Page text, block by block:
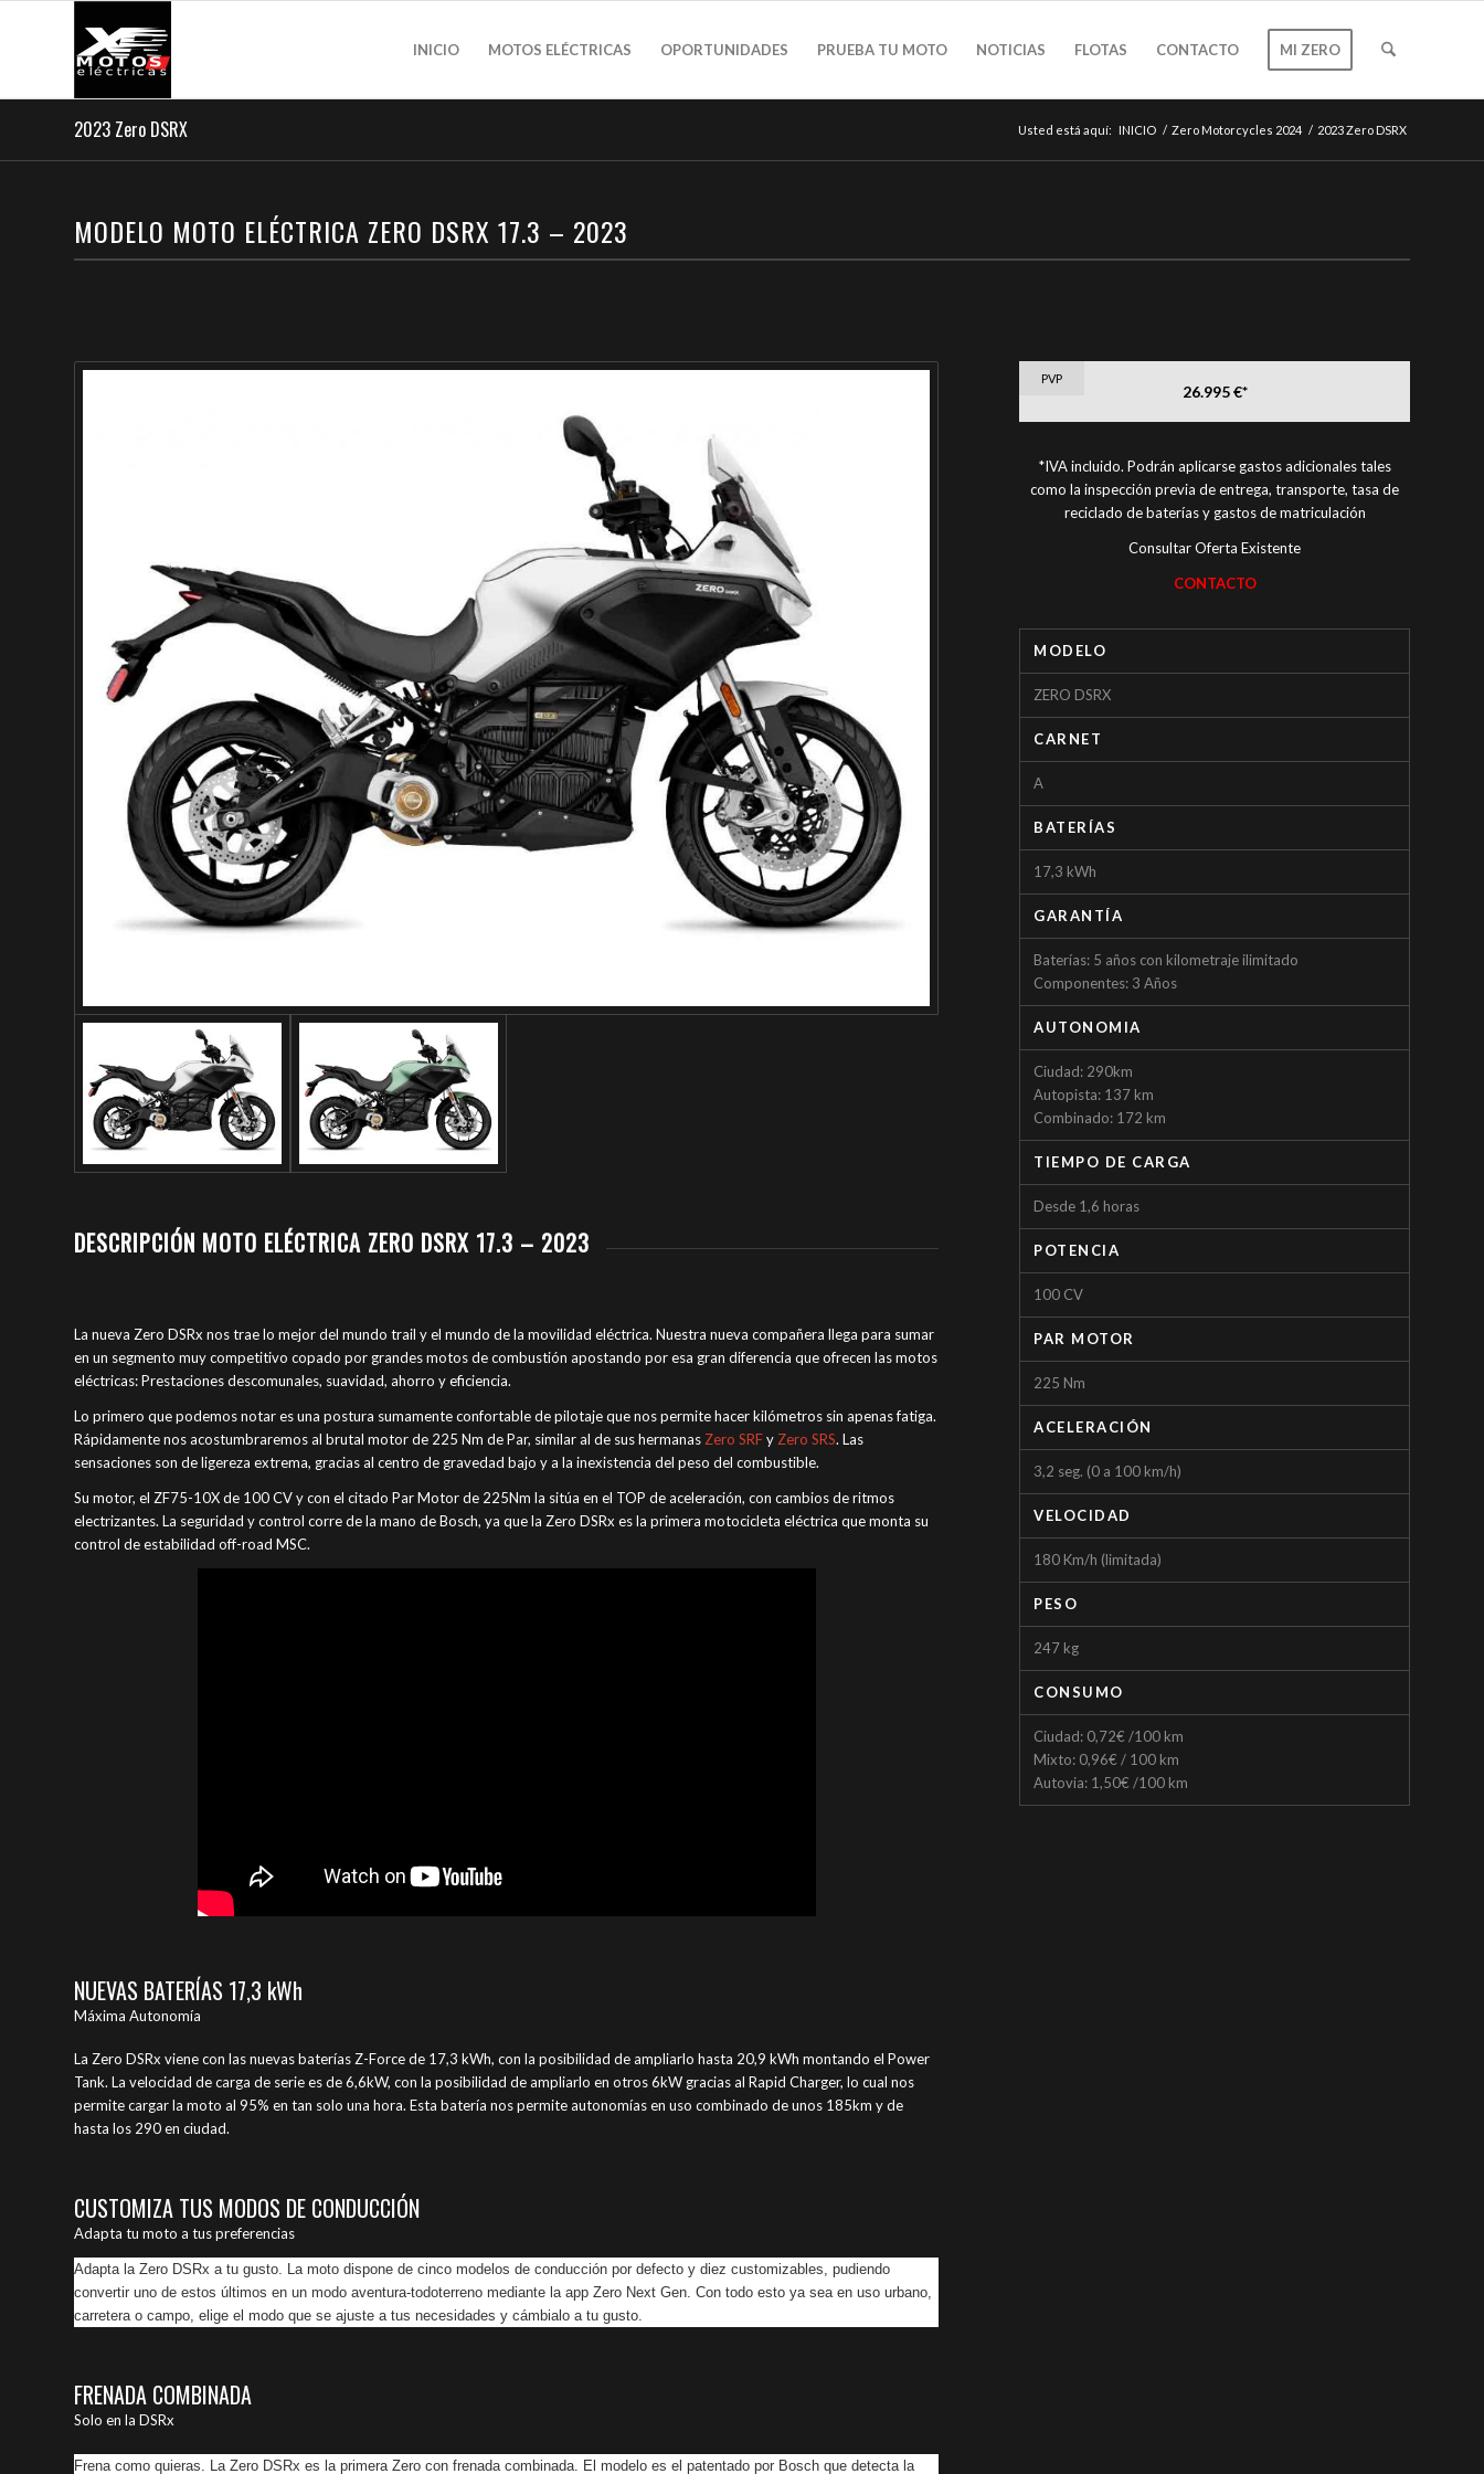
INICIO MOTOS ELÉCTRICAS OPORTUNIDADES PRUEBA TU MOTO NOTICIAS FLOTAS CONTACTO MI ZERO
2023 Zero DSRX Usted está aquí: INICIO / Zero Motorcycles 2024 / 2023 Zero DSRX
MODELO MOTO ELÉCTRICA ZERO DSRX 17.3 – 2023
DESCRIPCIÓN MOTO ELÉCTRICA ZERO DSRX 17.3 – 2023
La nueva Zero DSRx nos trae lo mejor del mundo trail y el mundo de la movilidad eléctrica. Nuestra nueva compañera llega para sumar
en un segmento muy competitivo copado por grandes motos de combustión apostando por esa gran diferencia que ofrecen las motos
eléctricas: Prestaciones descomunales, suavidad, ahorro y eficiencia.
Lo primero que podemos notar es una postura sumamente confortable de pilotaje que nos permite hacer kilómetros sin apenas fatiga.
Rápidamente nos acostumbraremos al brutal motor de 225 Nm de Par, similar al de sus hermanasZero SRFyZero SRS. Las
sensaciones son de ligereza extrema, gracias al centro de gravedad bajo y a la inexistencia del peso del combustible.
Su motor, el ZF75-10X de 100 CV y con el citado Par Motor de 225Nm la sitúa en el TOP de aceleración, con cambios de ritmos
electrizantes. La seguridad y control corre de la mano de Bosch, ya que la Zero DSRx es la primera motocicleta eléctrica que monta su
control de estabilidad off-road MSC.
NUEVAS BATERÍAS 17,3 kWh
Máxima Autonomía
La Zero DSRx viene con las nuevas baterías Z-Force de 17,3 kWh, con la posibilidad de ampliarlo hasta 20,9 kWh montando el Power
Tank. La velocidad de carga de serie es de 6,6kW, con la posibilidad de ampliarlo en otros 6kW gracias al Rapid Charger, lo cual nos
permite cargar la moto al 95% en tan solo una hora. Esta batería nos permite autonomías en uso combinado de unos 185km y de
hasta los 290 en ciudad.
CUSTOMIZA TUS MODOS DE CONDUCCIÓN
Adapta tu moto a tus preferencias
Adapta la Zero DSRx a tu gusto. La moto dispone de cinco modelos de conducción por defecto y diez customizables, pudiendo
convertir uno de estos últimos en un modo aventura-todoterreno mediante la app Zero Next Gen. Con todo esto ya sea en uso urbano,
carretera o campo, elige el modo que se ajuste a tus necesidades y cámbialo a tu gusto.
FRENADA COMBINADA
Solo en la DSRx
Frena como quieras. La Zero DSRx es la primera Zero con frenada combinada. El modelo es el patentado por Bosch que detecta la
PVP
26.995 €*
*IVA incluido. Podrán aplicarse gastos adicionales tales
como la inspección previa de entrega, transporte, tasa de
reciclado de baterías y gastos de matriculación
Consultar Oferta Existente
CONTACTO
MODELO
ZERO DSRX
CARNET
A
BATERÍAS
17,3 kWh
GARANTÍA
Baterías: 5 años con kilometraje ilimitado
Componentes: 3 Años
AUTONOMIA
Ciudad: 290km
Autopista: 137 km
Combinado: 172 km
TIEMPO DE CARGA
Desde 1,6 horas
POTENCIA
100 CV
PAR MOTOR
225 Nm
ACELERACIÓN
3,2 seg. (0 a 100 km/h)
VELOCIDAD
180 Km/h (limitada)
PESO
247 kg
CONSUMO
Ciudad: 0,72€ /100 km
Mixto: 0,96€ / 100 km
Autovia: 1,50€ /100 km